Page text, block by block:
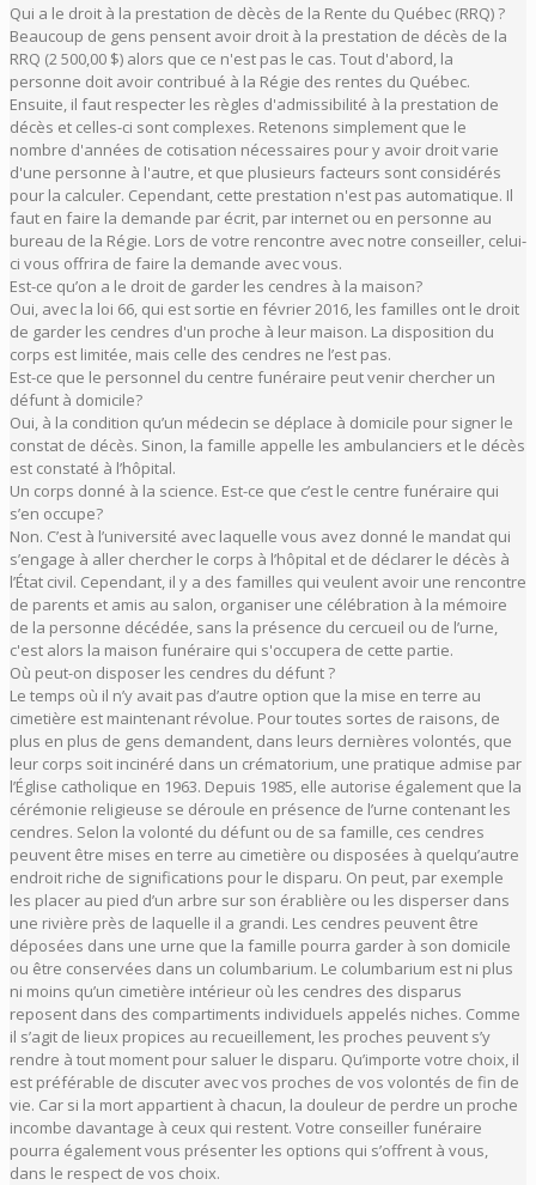
Qui a le droit à la prestation de dècès de la Rente du Québec (RRQ) ?
Beaucoup de gens pensent avoir droit à la prestation de décès de la
RRQ (2 500,00 $) alors que ce n'est pas le cas. Tout d'abord, la
personne doit avoir contribué à la Régie des rentes du Québec.
Ensuite, il faut respecter les règles d'admissibilité à la prestation de
décès et celles-ci sont complexes. Retenons simplement que le
nombre d'années de cotisation nécessaires pour y avoir droit varie
d'une personne à l'autre, et que plusieurs facteurs sont considérés
pour la calculer. Cependant, cette prestation n'est pas automatique. Il
faut en faire la demande par écrit, par internet ou en personne au
bureau de la Régie. Lors de votre rencontre avec notre conseiller, celui-
ci vous offrira de faire la demande avec vous.
Est-ce qu’on a le droit de garder les cendres à la maison?
Oui, avec la loi 66, qui est sortie en février 2016, les familles ont le droit
de garder les cendres d'un proche à leur maison. La disposition du
corps est limitée, mais celle des cendres ne l’est pas.
Est-ce que le personnel du centre funéraire peut venir chercher un
défunt à domicile?
Oui, à la condition qu’un médecin se déplace à domicile pour signer le
constat de décès. Sinon, la famille appelle les ambulanciers et le décès
est constaté à l’hôpital.
Un corps donné à la science. Est-ce que c’est le centre funéraire qui
s’en occupe?
Non. C’est à l’université avec laquelle vous avez donné le mandat qui
s’engage à aller chercher le corps à l’hôpital et de déclarer le décès à
l’État civil. Cependant, il y a des familles qui veulent avoir une rencontre
de parents et amis au salon, organiser une célébration à la mémoire
de la personne décédée, sans la présence du cercueil ou de l’urne,
c'est alors la maison funéraire qui s'occupera de cette partie.
Où peut-on disposer les cendres du défunt ?
Le temps où il n’y avait pas d’autre option que la mise en terre au
cimetière est maintenant révolue. Pour toutes sortes de raisons, de
plus en plus de gens demandent, dans leurs dernières volontés, que
leur corps soit incinéré dans un crématorium, une pratique admise par
l’Église catholique en 1963. Depuis 1985, elle autorise également que la
cérémonie religieuse se déroule en présence de l’urne contenant les
cendres. Selon la volonté du défunt ou de sa famille, ces cendres
peuvent être mises en terre au cimetière ou disposées à quelqu’autre
endroit riche de significations pour le disparu. On peut, par exemple
les placer au pied d’un arbre sur son érablière ou les disperser dans
une rivière près de laquelle il a grandi. Les cendres peuvent être
déposées dans une urne que la famille pourra garder à son domicile
ou être conservées dans un columbarium. Le columbarium est ni plus
ni moins qu’un cimetière intérieur où les cendres des disparus
reposent dans des compartiments individuels appelés niches. Comme
il s’agit de lieux propices au recueillement, les proches peuvent s’y
rendre à tout moment pour saluer le disparu. Qu’importe votre choix, il
est préférable de discuter avec vos proches de vos volontés de fin de
vie. Car si la mort appartient à chacun, la douleur de perdre un proche
incombe davantage à ceux qui restent. Votre conseiller funéraire
pourra également vous présenter les options qui s’offrent à vous,
dans le respect de vos choix.